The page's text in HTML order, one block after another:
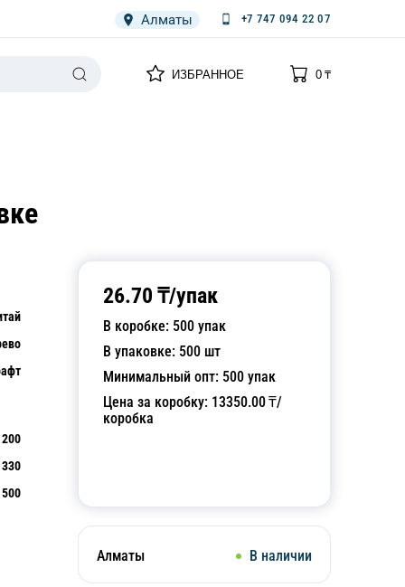
Алматы +7 747 094 22 07
ИЗБРАННОЕ
0
0₸
26.70 ₸/упак
В коробке: 500 упак
В упаковке: 500 шт
Минимальный опт: 500 упак
Цена за коробку: 13350.00₸/
коробка
Алматы В наличии
200
330
500